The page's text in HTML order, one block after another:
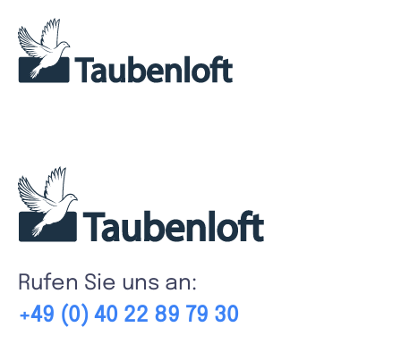
content
Rufen Sie uns an:
+49 (0) 40 22 89 79 30